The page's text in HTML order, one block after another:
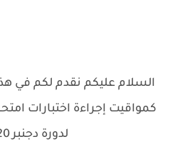
السلام عليكم نقدم لكم في
كمواقيت إجراءة اختبارات
لدورة دجنبر